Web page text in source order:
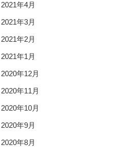
2021年4月
2021年3月
2021年2月
2021年1月
2020年12月
2020年11月
2020年10月
2020年9月
2020年8月